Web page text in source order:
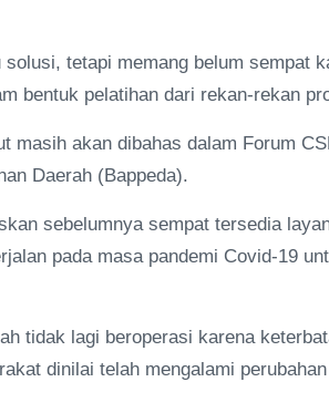
tetapi memang belum sempat
bentuk pelatihan dari rekan-rekan
masih akan dibahas dalam Forum
Daerah (Bappeda).
sebelumnya sempat tersedia
pada masa pandemi Covid-19
tidak lagi beroperasi karena
dinilai telah mengalami